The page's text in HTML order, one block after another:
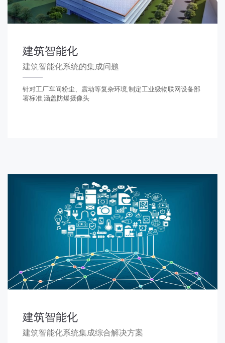
建筑智能化
建筑智能化系统的集成问题
针对工厂车间粉尘、震动等复杂环境,制定工业级物联网设备部
署标准,涵盖防爆摄像头
建筑智能化
建筑智能化系统集成综合解决方案